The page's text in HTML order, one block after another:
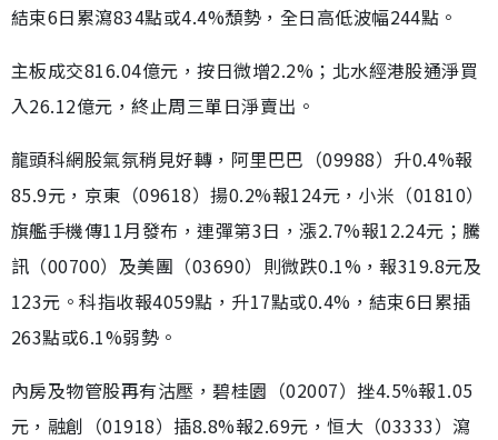
結束6日累瀉834點或4.4%頹勢，全日高低波幅244點。
主板成交816.04億元，按日微增2.2%；北水經港股通淨買
入26.12億元，終止周三單日淨賣出。
龍頭科網股氣氛稍見好轉，阿里巴巴（09988）升0.4%報
85.9元，京東（09618）揚0.2%報124元，小米（01810）
旗艦手機傳11月發布，連彈第3日，漲2.7%報12.24元；騰
訊（00700）及美團（03690）則微跌0.1%，報319.8元及
123元。科指收報4059點，升17點或0.4%，結束6日累插
263點或6.1%弱勢。
內房及物管股再有沽壓，碧桂園（02007）挫4.5%報1.05
元，融創（01918）插8.8%報2.69元，恒大（03333）瀉